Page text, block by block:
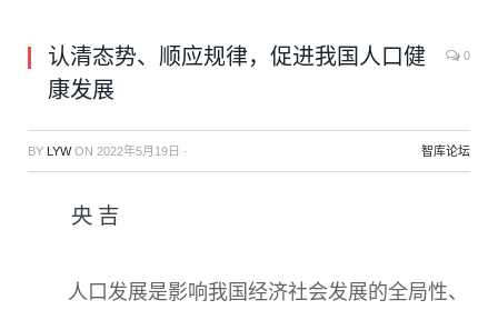
认清态势、顺应规律，促进我国人口健
康发展
0
BY LYWON 2022年5月19日 · 智库论坛
央 吉
人口发展是影响我国经济社会发展的全局性、